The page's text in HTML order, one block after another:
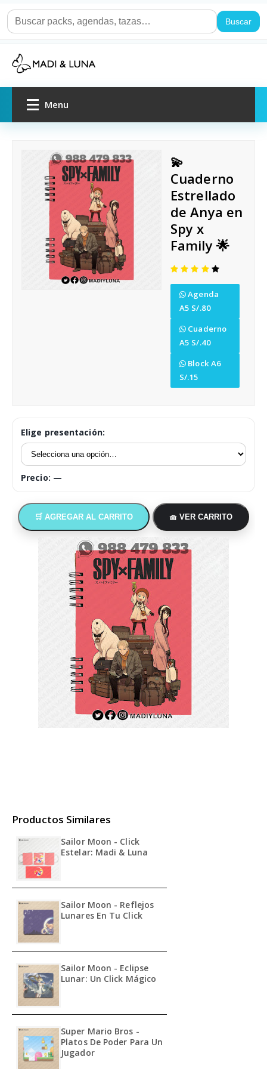
Buscar
Menu
Packs de regalo
Agendas y cuadernos
Tazas y accesorios
💫
Cuaderno
Estrellado
de Anya en
Spy x
Family 🌟
Agenda
A5 S/.80
Cuaderno
A5 S/.40
Block A6
S/.15
Elige presentación:
Precio: —
🛒 AGREGAR AL CARRITO 🧺 VER CARRITO
Productos Similares
Sailor Moon - Click
Estelar: Madi & Luna
Sailor Moon - Reflejos
Lunares En Tu Click
Sailor Moon - Eclipse
Lunar: Un Click Mágico
Super Mario Bros -
Platos De Poder Para Un
Jugador